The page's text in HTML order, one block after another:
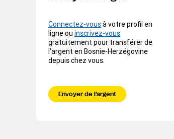
Connectez-vousà votre profil en
ligne ou inscrivez-vous
gratuitement pour transférer de
l’argent en Bosnie-Herzégovine
depuis chez vous.
Envoyer de l’argent